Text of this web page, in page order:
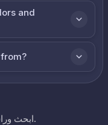
and
ابحث وراقب وعالج بيانات الاعتماد المخترقة في ثوانٍ.